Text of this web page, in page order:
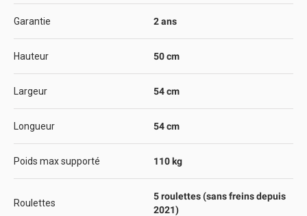
Garantie 2 ans
Hauteur 50 cm
Largeur 54 cm
Longueur 54 cm
Poids max supporté 110 kg
Roulettes
5 roulettes (sans freins depuis
2021)